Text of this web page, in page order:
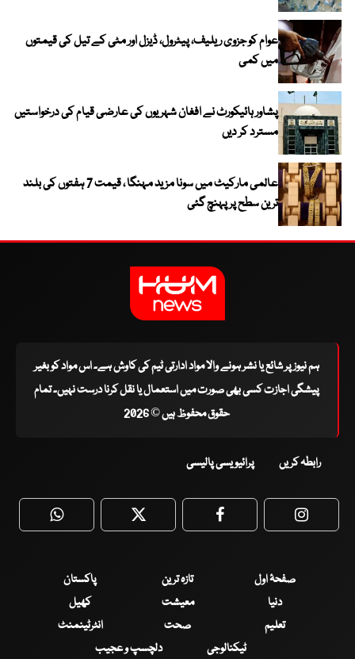
عوام کو جزوی ریلیف، پیٹرول، ڈیزل اور مٹی کے تیل کی قیمتوں
میں کمی
پشاور ہائیکورٹ نے افغان شہریوں کی عارضی قیام کی درخواستیں
مسترد کر دیں
عالمی مارکیٹ میں سونا مزید مہنگا ، قیمت 7 ہفتوں کی بلند
ترین سطح پر پہنچ گئی
ہم نیوز پر شائع یا نشر ہونے والا مواد ادارتی ٹیم کی کاوش ہے۔ اس مواد کو بغیر
پیشگی اجازت کسی بھی صورت میں استعمال یا نقل کرنا درست نہیں۔ تمام
حقوق محفوظ ہیں © 2026
رابطہ کریں پرائیویسی پالیسی
WhatsApp Twitter Facebook
صفحۂ اول تازہ ترین
پاکستان
دنیا
معیشت
کھیل
تعلیم
صحت
انٹرٹینمنٹ
ٹیکنالوجی
دلچسپ و عجیب